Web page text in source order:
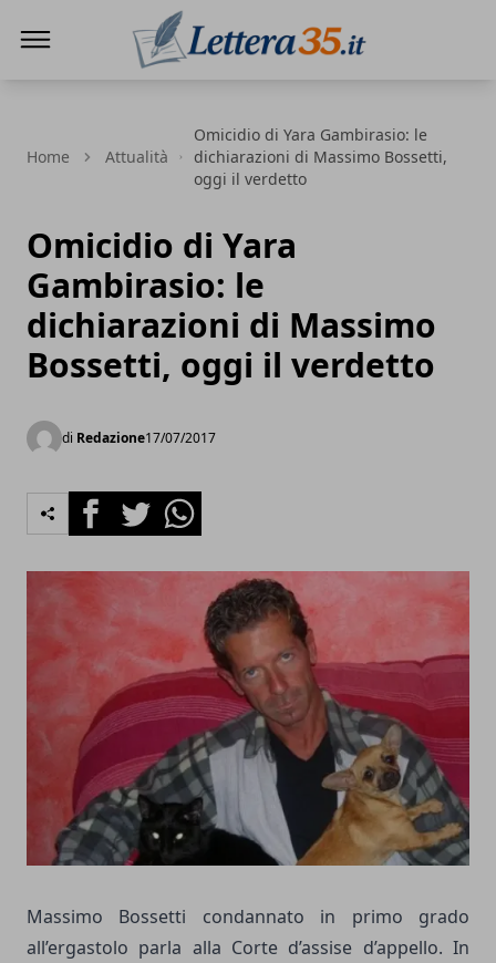
Home Attualità
Omicidio di Yara Gambirasio: le
dichiarazioni di Massimo Bossetti,
oggi il verdetto
Omicidio di Yara
Gambirasio: le
dichiarazioni di Massimo
Bossetti, oggi il verdetto
di Redazione17/07/2017
FacebookTwitterWhatsapp
Massimo Bossetti condannato in primo grado
all’ergastolo parla alla Corte d’assise d’appello. In